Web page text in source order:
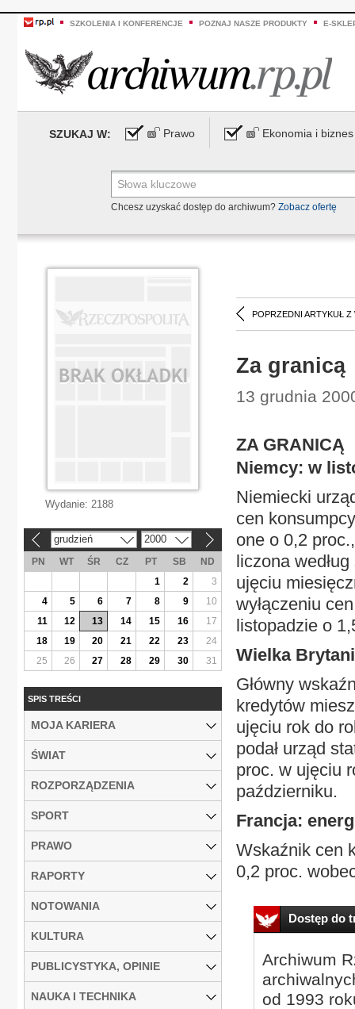
SZKOLENIA I KONFERENCJE POZNAJ NASZE PRODUKTY E-
SZUKAJ W: Prawo Ekonomia i biznes
Chcesz uzyskać dostęp do archiwum? Zobacz ofertę
POPRZEDNI ARTYKUŁ Z
Za granicą
13 grudnia
ZA GRANICĄ
Niemcy: w
Niemiecki
cen
one o 0,2
liczona
ujęciu
wyłączeniu
listopadzie o
Wielka
Główny
kredytów
ujęciu rok do
podał urząd
proc. w ujęciu
październiku.
Francja:
Wskaźnik cen
0,2 proc.
Dostęp do
Archiwum
od 1993
Wydanie: 2188
grudzień 2000
PN WT ŚR CZ PT SB
ND
1
2
3
4
5 6 7 8 9
10
11
12 13 14 15 16
17
18
19 20 21 22 23
24
25
26 27 28 29 30 31
SPIS TREŚCI
MOJA KARIERA
ŚWIAT
ROZPORZĄDZENIA
SPORT
PRAWO
RAPORTY
NOTOWANIA
KULTURA
PUBLICYSTYKA, OPINIE
NAUKA I TECHNIKA